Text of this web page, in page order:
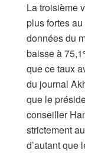
La troisième
plus fortes
données du
baisse à
que ce taux
du journal
que le
conseiller
strictement
d’autant que